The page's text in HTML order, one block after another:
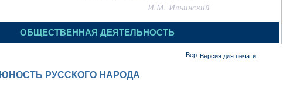
И.М. Ильинский
ОБЩЕСТВЕННАЯ ДЕЯТЕЛЬНОСТЬ
Версия для печати
ЮНОСТЬ РУССКОГО НАРОДА